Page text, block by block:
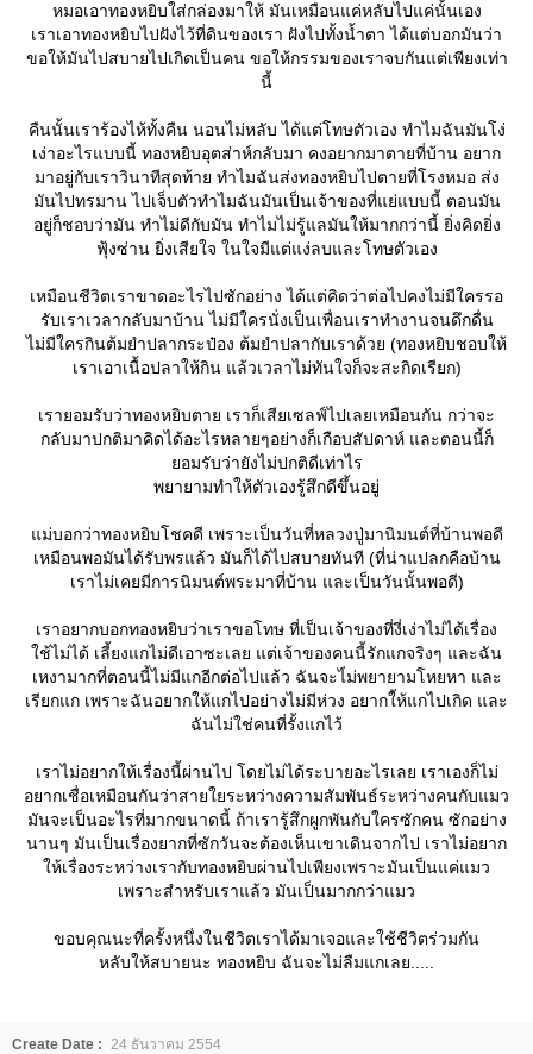
หมอเอาทองหยิบใส่กล่องมาให้ มันเหมือนแค่หลับไปแค่นั้นเอง
เราเอาทองหยิบไปฝังไว้ที่ดินของเรา ฝังไปทั้งน้ำตา ได้แต่บอกมันว่า
ขอให้มันไปสบายไปเกิดเป็นคน ขอให้กรรมของเราจบกันแต่เพียงเท่า
นี้
คืนนั้นเราร้องไห้ทั้งคืน นอนไม่หลับ ได้แต่โทษตัวเอง ทำไมฉันมันโง่
เง่าอะไรแบบนี้ ทองหยิบอุตส่าห์กลับมา คงอยากมาตายที่บ้าน อยาก
มาอยู่กับเราวินาทีสุดท้าย ทำไมฉันส่งทองหยิบไปตายที่โรงหมอ ส่ง
มันไปทรมาน ไปเจ็บตัวทำไมฉันมันเป็นเจ้าของที่แย่แบบนี้ ตอนมัน
อยู่ก็ชอบว่ามัน ทำไม่ดีกับมัน ทำไมไม่รู้แลมันให้มากกว่านี้ ยิ่งคิดยิ่ง
ฟุ้งซ่าน ยิ่งเสียใจ ในใจมีแต่แง่ลบและโทษตัวเอง
เหมือนชีวิตเราขาดอะไรไปซักอย่าง ได้แต่คิดว่าต่อไปคงไม่มีใครรอ
รับเราเวลากลับมาบ้าน ไม่มีใครนั่งเป็นเพื่อนเราทำงานจนดึกดื่น
ไม่มีใครกินต้มยำปลากระป๋อง ต้มยำปลากับเราด้วย (ทองหยิบชอบให้
เราเอาเนื้อปลาให้กิน แล้วเวลาไม่ทันใจก็จะสะกิดเรียก)
เรายอมรับว่าทองหยิบตาย เราก็เสียเซลฟ์ไปเลยเหมือนกัน กว่าจะ
กลับมาปกติมาคิดได้อะไรหลายๆอย่างก็เกือบสัปดาห์ และตอนนี้ก็
อมรับว่ายังไม่ปกติดีเท่าไร
พยายามทำให้ตัวเองรู้สึกดีขึ้นอยู่
ม่บอกว่าทองหยิบโชคดี เพราะเป็นวันที่หลวงปู่มานิมนต์ที่บ้านพอดี
เหมือนพอมันได้รับพรแล้ว มันก็ได้ไปสบายทันที (ที่น่าแปลกคือบ้าน
เราไม่เคยมีการนิมนต์พระมาที่บ้าน และเป็นวันนั้นพอดี)
เราอยากบอกทองหยิบว่าเราขอโทษ ที่เป็นเจ้าของที่งี่เง่าไม่ได้เรื่อง
ช้ไม่ได้ เลี้ยงแกไม่ดีเอาซะเลย แต่เจ้าของคนนี้รักแกจริงๆ และฉัน
เหงามากที่ตอนนี้ไม่มีแกอีกต่อไปแล้ว ฉันจะไ่ม่พยายามโหยหา และ
เรียกแก เพราะฉันอยากให้แกไปอย่างไม่มีห่วง อยากใ้ห้แกไปเกิด และ
ฉันไม่ใช่คนที่รั้งแกไว้
เราไม่อยากให้เรื่องนี้ผ่านไป โดยไม่ได้ระบายอะไรเลย เราเองก็ไม่
อยากเชื่อเหมือนกันว่าสายใยระหว่างความสัมพันธ์ระหว่างคนกับแมว
มันจะเป็นอะไรที่มากขนาดนี้ ถ้าเรารู้สึกผูกพันกับใครซักคน ซักอย่าง
นานๆ มันเป็นเรื่องยากที่ซักวันจะต้องเห็นเขาเดินจากไป เราไม่อยาก
ห้เรื่องระหว่างเรากับทองหยิบผ่านไปเพียงเพราะมันเป็นแค่แมว
เพราะสำหรับเราแล้ว มันเป็นมากกว่าแมว
ขอบคุณนะที่ครั้งหนึ่งในชีวิตเราได้มาเจอและใช้ชีวิตร่วมกัน
หลับให้สบายนะ ทองหยิบ ฉันจะไม่ลืมแกเลย.....
Create Date : 24 ธันวาคม 2554